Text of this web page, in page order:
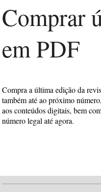
Comprar
em PDF
Compra a última edição da
também até ao próximo
aos conteúdos digitais, bem
número legal até agora.